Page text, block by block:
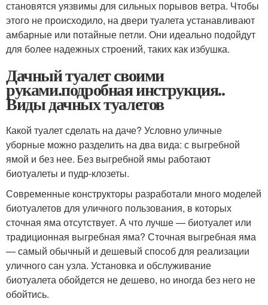
становятся уязвимы для сильных порывов ветра. Чтобы
этого не происходило, на двери туалета устанавливают
амбарные или потайные петли. Они идеально подойдут
для более надежных строений, таких как избушка.
Дачный туалет своими
руками.подробная инструкция..
Виды дачных туалетов
Какой туалет сделать на даче? Условно уличные
уборные можно разделить на два вида: с выгребной
ямой и без нее. Без выгребной ямы работают
биотуалеты и пудр-клозеты.
Современные конструкторы разработали много моделей
биотуалетов для уличного пользования, в которых
сточная яма отсутствует. А что лучше — биотуалет или
традиционная выгребная яма? Сточная выгребная яма
— самый обычный и дешевый способ для реализации
уличного сан узла. Установка и обслуживание
биотуалета обойдется не дешево, но иногда без него не
обойтись.